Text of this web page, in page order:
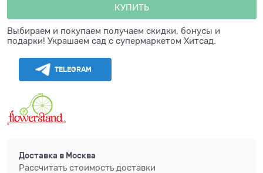
КУПИТЬ
Выбираем и покупаем получаем скидки, бонусы и
подарки! Украшаем сад с супермаркетом Хитсад.
TELEGRAM
Доставка в Москва
Рассчитать стоимость доставки